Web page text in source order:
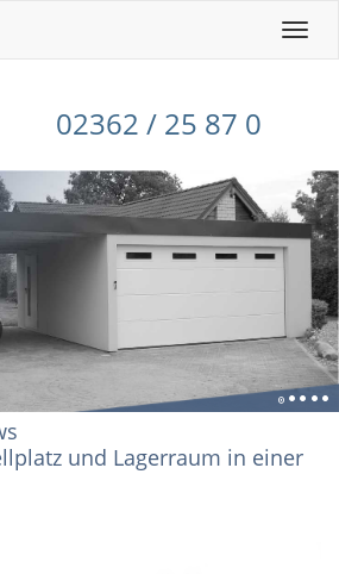
Toggle
02362 / 25 87 0
und Lagerraum in einer